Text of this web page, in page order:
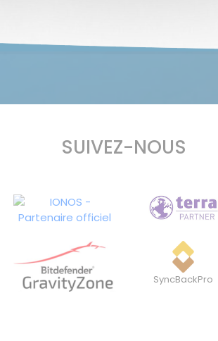
SUIVEZ-NOUS
SyncBackPro